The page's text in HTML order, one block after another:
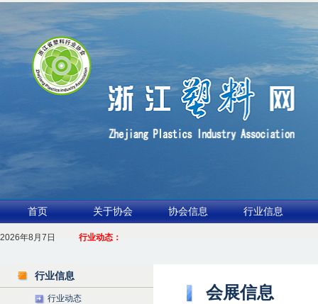
首页 关于协会 协会信息 行业信息
2026年8月7日 行业动态：
1.聚力产业链 共启新征程
行业信息
行业动态 会展信息